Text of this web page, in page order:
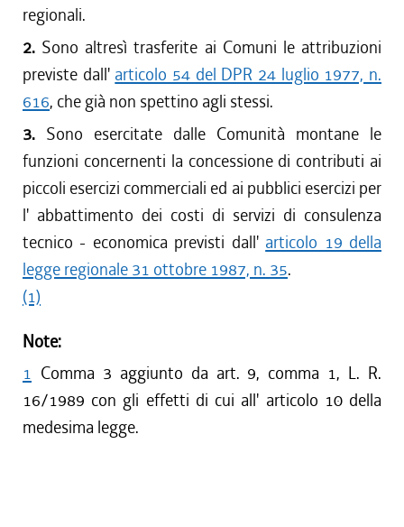
regionali.
2. Sono altresì trasferite ai Comuni le attribuzioni
previste dall' articolo 54 del DPR 24 luglio 1977, n.
616, che già non spettino agli stessi.
3. Sono esercitate dalle Comunità montane le
funzioni concernenti la concessione di contributi ai
piccoli esercizi commerciali ed ai pubblici esercizi per
l' abbattimento dei costi di servizi di consulenza
tecnico - economica previsti dall' articolo 19 della
legge regionale 31 ottobre 1987, n. 35.
(1)
Note:
1 Comma 3 aggiunto da art. 9, comma 1, L. R.
16/1989 con gli effetti di cui all' articolo 10 della
medesima legge.